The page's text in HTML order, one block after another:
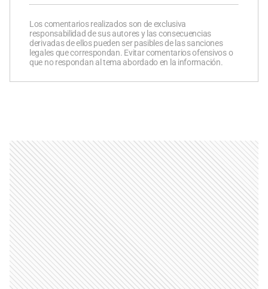
Los comentarios realizados son de exclusiva
responsabilidad de sus autores y las consecuencias
derivadas de ellos pueden ser pasibles de las sanciones
legales que correspondan. Evitar comentarios ofensivos o
que no respondan al tema abordado en la información.